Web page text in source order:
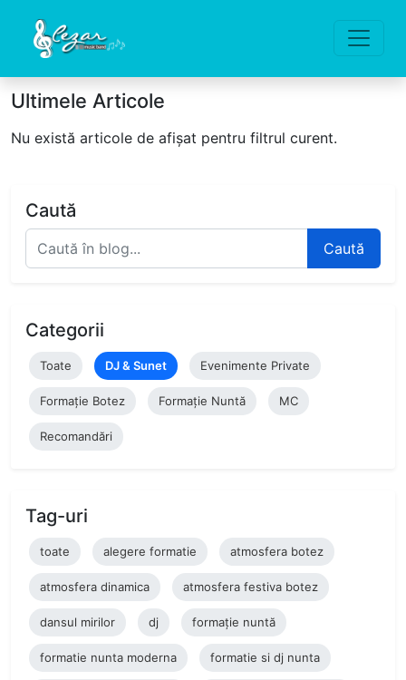
Ultimele Articole
Nu există articole de afișat pentru filtrul curent.
Caută
Caută
Categorii
Toate DJ & Sunet Evenimente Private
Formație Botez Formație Nuntă MC
Recomandări
Tag-uri
toate alegere formatie atmosfera botez
atmosfera dinamica atmosfera festiva botez
dansul mirilor dj formație nuntă
formatie nunta moderna formatie si dj nunta